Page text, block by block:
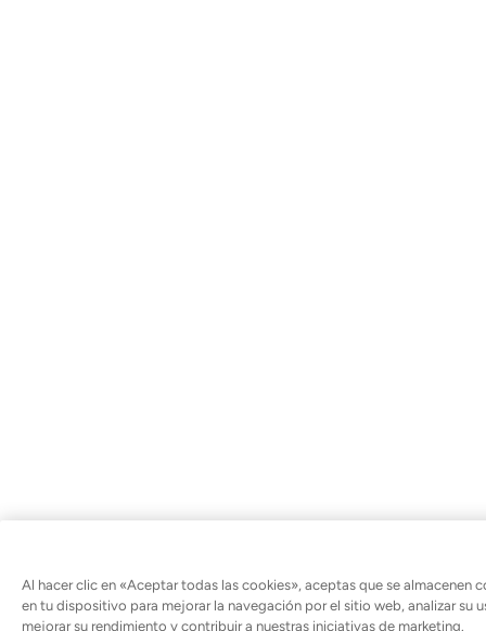
Al hacer clic en «Aceptar todas las cookies», aceptas que se almacenen
en tu dispositivo para mejorar la navegación por el sitio web, analizar su
mejorar su rendimiento y contribuir a nuestras iniciativas de marketing.